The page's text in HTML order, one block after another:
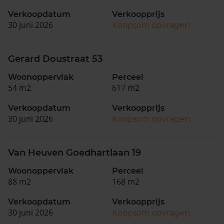
Verkoopdatum
30 juni 2026
Verkoopprijs
Koopsom opvragen
Gerard Doustraat 53
Woonoppervlak
54 m2
Perceel
617 m2
Verkoopdatum
30 juni 2026
Verkoopprijs
Koopsom opvragen
Van Heuven Goedhartlaan 19
Woonoppervlak
88 m2
Perceel
168 m2
Verkoopdatum
30 juni 2026
Verkoopprijs
Koopsom opvragen